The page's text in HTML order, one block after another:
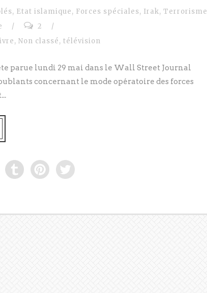
, Etat islamique, Forces spéciales, Irak, Terrorisme
/ 2
/
, Non classé, télévision
parue lundi 29 mai dans le Wall Street Journal
concernant le mode opératoire des forces